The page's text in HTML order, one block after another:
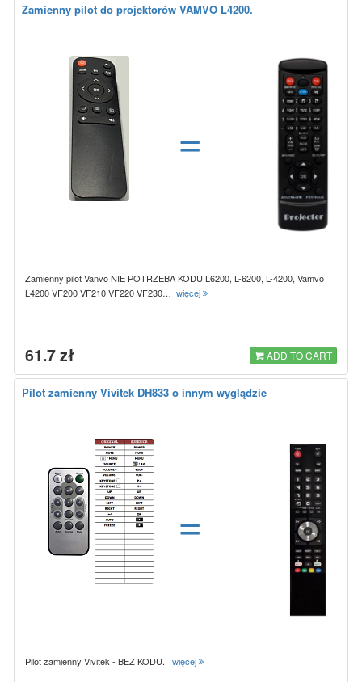
Zamienny pilot do projektorów VAMVO L4200.
=
Zamienny pilot Vanvo NIE POTRZEBA KODU L6200, L-6200, L-4200, Vamvo
L4200 VF200 VF210 VF220 VF230… więcej
61.7 zł ADD TO CART
Pilot zamienny Vivitek DH833 o innym wyglądzie
=
Pilot zamienny Vivitek - BEZ KODU. więcej